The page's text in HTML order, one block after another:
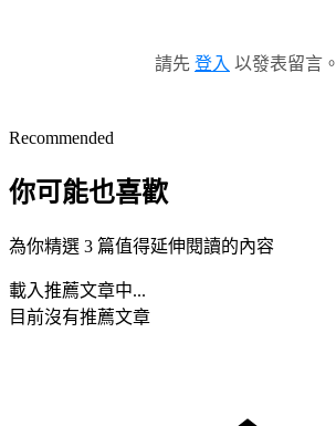
請先 登入 以發表留言。
Recommended
你可能也喜歡
為你精選 3 篇值得延伸閱讀的內容
載入推薦文章中...
目前沒有推薦文章